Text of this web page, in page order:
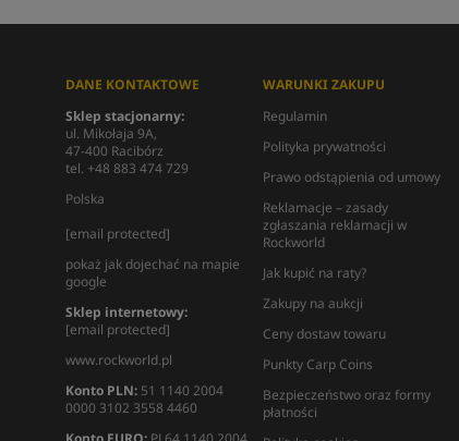
DANE KONTAKTOWE
Sklep stacjonarny:
ul. Mikołaja 9A,
47-400 Racibórz
tel. +48 883 474 729
Polska
[email protected]
pokaż jak dojechać na mapie
google
Sklep internetowy:
[email protected]
www.rockworld.pl
Konto PLN:51 1140 2004
0000 3102 3558 4460
WARUNKI ZAKUPU
Regulamin
Polityka prywatności
Prawo odstąpienia od umowy
Reklamacje – zasady
zgłaszania reklamacji w
Rockworld
Jak kupić na raty?
Zakupy na aukcji
Ceny dostaw towaru
Punkty Carp Coins
Bezpieczeństwo oraz formy
płatności